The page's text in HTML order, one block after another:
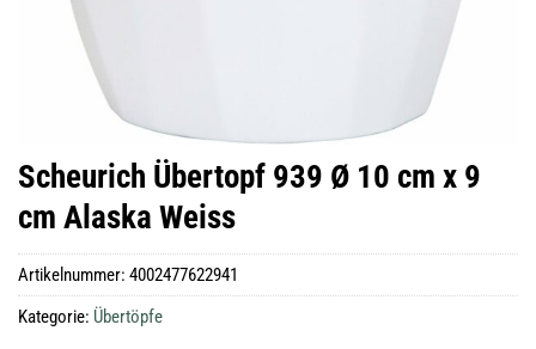
Scheurich Übertopf 939 Ø 10 cm x 9
cm Alaska Weiss
Artikelnummer: 4002477622941
Kategorie: Übertöpfe